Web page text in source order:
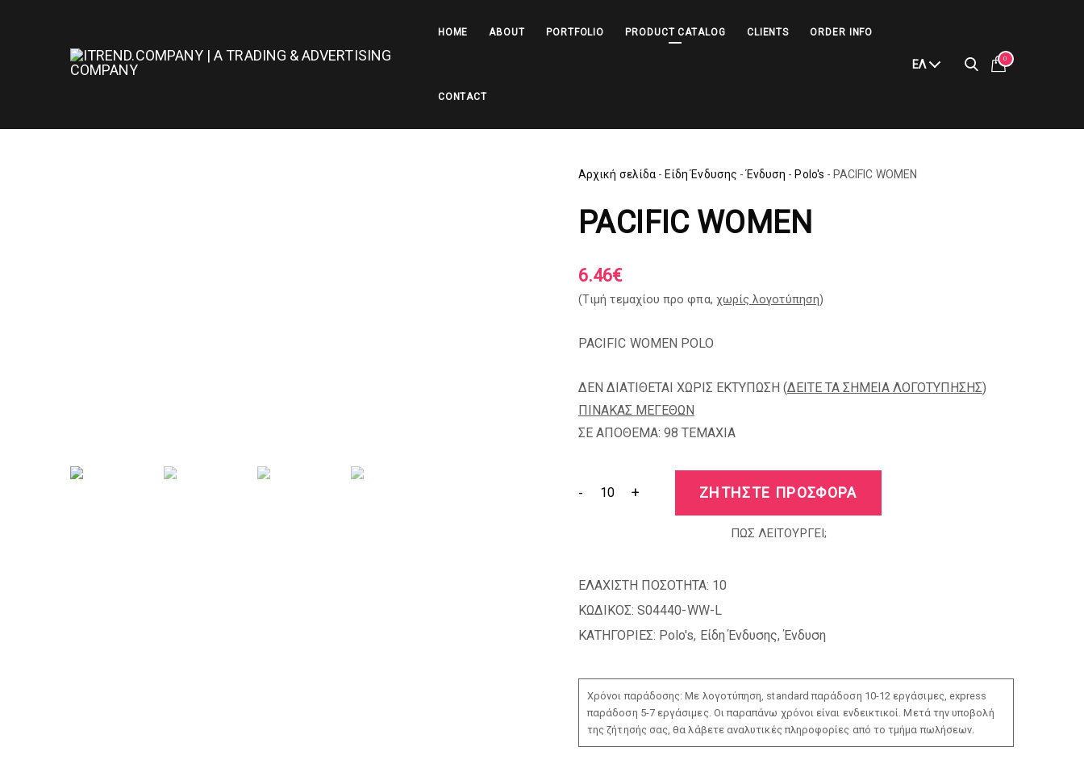
HOME ABOUT PORTFOLIO PRODUCT CATALOG CLIENTS ORDER INFO
CONTACT
ΕΛ 0
Αρχική σελίδα - Είδη Ένδυσης - Ένδυση - Polo's - PACIFIC WOMEN
PACIFIC WOMEN
6.46€
(Tιμή τεμαχίου προ φπα, χωρίς λογοτύπηση)
PACIFIC WOMEN POLO
ΔΕΝ ΔΙΑΤΙΘΕΤΑΙ ΧΩΡΙΣ ΕΚΤΥΠΩΣΗ (ΔΕΙΤΕ ΤΑ ΣΗΜΕΙΑ ΛΟΓΟΤΥΠΗΣΗΣ)
ΠΙΝΑΚΑΣ ΜΕΓΕΘΩΝ
ΣΕ ΑΠΟΘΕΜΑ: 98 TEMAXIA
- + ΖΗΤΗΣΤΕ ΠΡΟΣΦΟΡΑ
ΠΩΣ ΛΕΙΤΟΥΡΓΕΙ;
ΕΛΑΧΙΣΤΗ ΠΟΣΟΤΗΤΑ: 10
ΚΩΔΙΚΟΣ: S04440-WW-L
ΚΑΤΗΓΟΡΙΕΣ: Polo's, Είδη Ένδυσης,Ένδυση
Χρόνοι παράδοσης: Με λογοτύπηση, standard παράδοση 10-12 εργάσιμες, express
παράδοση 5-7 εργάσιμες. Οι παραπάνω χρόνοι είναι ενδεικτικοί. Μετά την υποβολή
της ζήτησής σας, θα λάβετε αναλυτικές πληροφορίες από το τμήμα πωλήσεων.